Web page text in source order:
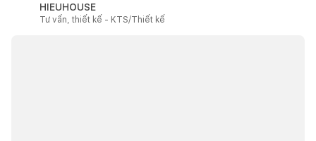
HIEUHOUSE
Tư vấn, thiết kế - KTS/Thiết kế